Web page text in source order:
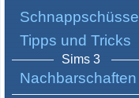
Schnappschüsse
Tipps und Tricks
Sims 3
Nachbarschaften